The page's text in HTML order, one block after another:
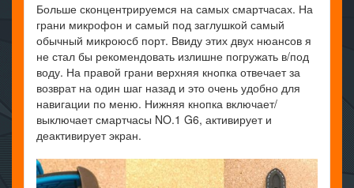
Больше сконцентрируемся на самых смартчасах. На
грани микрофон и самый под заглушкой самый
обычный микроюсб порт. Ввиду этих двух нюансов я
не стал бы рекомендовать излишне погружать в/под
воду. На правой грани верхняя кнопка отвечает за
возврат на один шаг назад и это очень удобно для
навигации по меню. Нижняя кнопка включает/
выключает смартчасы NO.1 G6, активирует и
деактивирует экран.